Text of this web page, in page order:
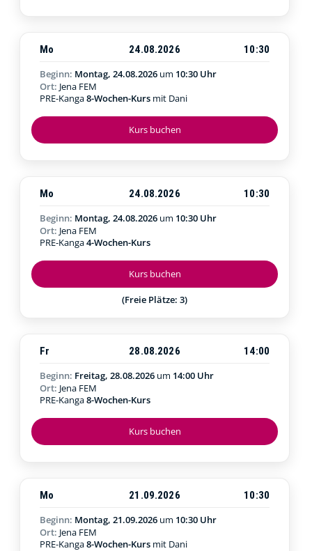
Kurs buchen
Mo 24.08.2026
10:30
Beginn: Montag, 24.08.2026 um 10:30 Uhr
Ort: Jena FEM
PRE-Kanga8-Wochen-Kurs mit Dani
Kurs buchen
(Freie Plätze: 3)
Mo 24.08.2026
10:30
Beginn: Montag, 24.08.2026 um 10:30 Uhr
Ort: Jena FEM
PRE-Kanga4-Wochen-Kurs
Kurs buchen
Fr 28.08.2026
14:00
Beginn: Freitag, 28.08.2026 um 14:00 Uhr
Ort: Jena FEM
PRE-Kanga8-Wochen-Kurs
Mo 21.09.2026
10:30
Beginn: Montag, 21.09.2026 um 10:30 Uhr
Ort: Jena FEM
PRE-Kanga8-Wochen-Kurs mit Dani